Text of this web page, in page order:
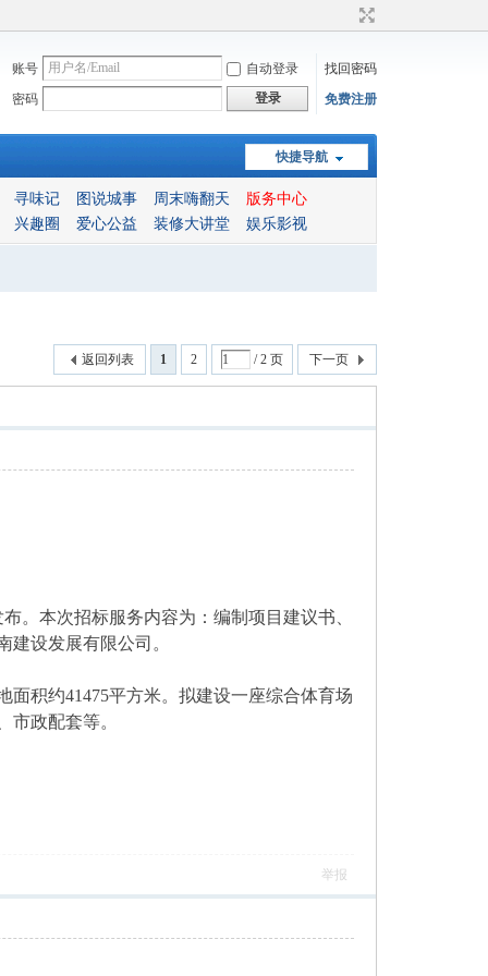
账号 自动登录
找回密码
密码
登录 免费注册
快捷导航
寻味记 图说城事 周末嗨翻天
版务中心
兴趣圈
爱心公益 装修大讲堂 娱乐影视
1 2 / 2 页 下一页
返回列表
。本次招标服务内容为：编制项目建议书、
设发展有限公司。
积约41475平方米。拟建设一座综合体育场
政配套等。
举报